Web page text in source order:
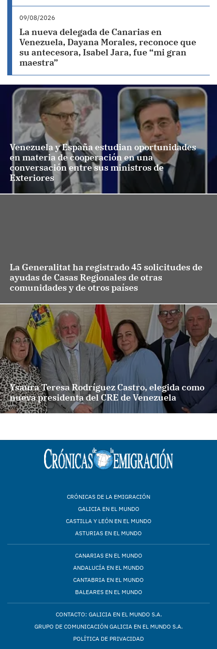
09/08/2026
La nueva delegada de Canarias en
Venezuela, Dayana Morales, reconoce que
su antecesora, Isabel Jara, fue “mi gran
maestra”
Venezuela y España estudian oportunidades
en materia de cooperación en una
conversación entre sus ministros de
Exteriores
La Generalitat ha registrado 45 solicitudes de
ayudas de Casas Regionales de otras
comunidades y de otros países
Ysaura Teresa Rodríguez Castro, elegida como
nueva presidenta del CRE de Venezuela
CRÓNICAS DE LA EMIGRACIÓN
GALICIA EN EL MUNDO
CASTILLA Y LEÓN EN EL MUNDO
ASTURIAS EN EL MUNDO
CANARIAS EN EL MUNDO
ANDALUCÍA EN EL MUNDO
CANTABRIA EN EL MUNDO
BALEARES EN EL MUNDO
CONTACTO: GALICIA EN EL MUNDO S.A.
GRUPO DE COMUNICACIÓN GALICIA EN EL MUNDO S.A.
POLÍTICA DE PRIVACIDAD